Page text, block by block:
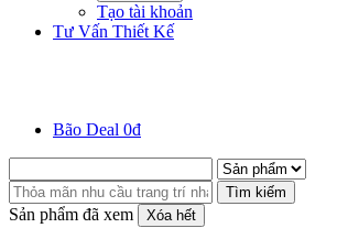
Tạo tài khoản
Tư Vấn Thiết Kế
Bão Deal 0đ
Tìm kiếm
Sản phẩm đã xem Xóa hết